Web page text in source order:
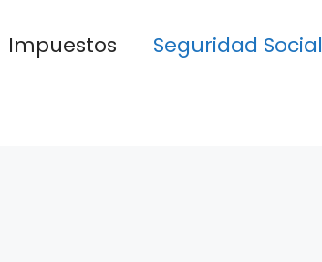
Impuestos
Seguridad Social